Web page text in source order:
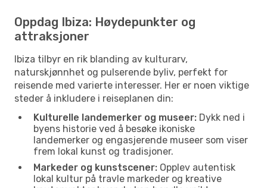
Oppdag Ibiza: Høydepunkter og
attraksjoner
Ibiza tilbyr en rik blanding av kulturarv,
naturskjønnhet og pulserende byliv, perfekt for
reisende med varierte interesser. Her er noen viktige
steder å inkludere i reiseplanen din:
Kulturelle landemerker og museer: Dykk ned i
byens historie ved å besøke ikoniske
landemerker og engasjerende museer som viser
frem lokal kunst og tradisjoner.
Markeder og kunstscener: Opplev autentisk
lokal kultur på travle markeder og kreative